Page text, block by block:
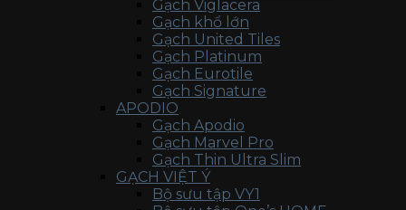
Gạch Viglacera
Gạch khổ lớn
Gạch United Tiles
Gạch Platinum
Gạch Eurotile
Gạch Signature
APODIO
Gạch Apodio
Gạch Marvel Pro
Gạch Thin Ultra Slim
GẠCH VIỆT Ý
Bộ sưu tập VY1